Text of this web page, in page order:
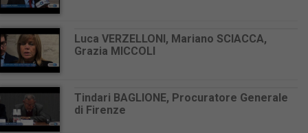
Luca VERZELLONI, Mariano SCIACCA,
Grazia MICCOLI
Tindari BAGLIONE, Procuratore Generale
di Firenze